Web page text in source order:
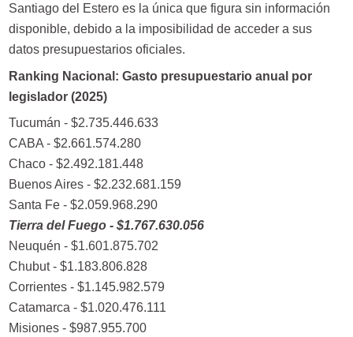
Santiago del Estero es la única que figura sin información
disponible, debido a la imposibilidad de acceder a sus
datos presupuestarios oficiales.
Ranking Nacional: Gasto presupuestario anual por
legislador (2025)
Tucumán - $2.735.446.633
CABA - $2.661.574.280
Chaco - $2.492.181.448
Buenos Aires - $2.232.681.159
Santa Fe - $2.059.968.290
Tierra del Fuego - $1.767.630.056
Neuquén - $1.601.875.702
Chubut - $1.183.806.828
Corrientes - $1.145.982.579
Catamarca - $1.020.476.111
Misiones - $987.955.700